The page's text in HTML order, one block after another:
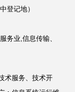
登记地）
务业,信息传输、
术服务、技术开